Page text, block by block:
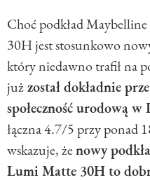
Choć podkład
30H jest stosunkowo
który niedawno trafił na
jużzostał dokładnie
społeczność urodową w
łączna 4.7/5 przy ponad
wskazuje, żenowy
Lumi Matte 30H to